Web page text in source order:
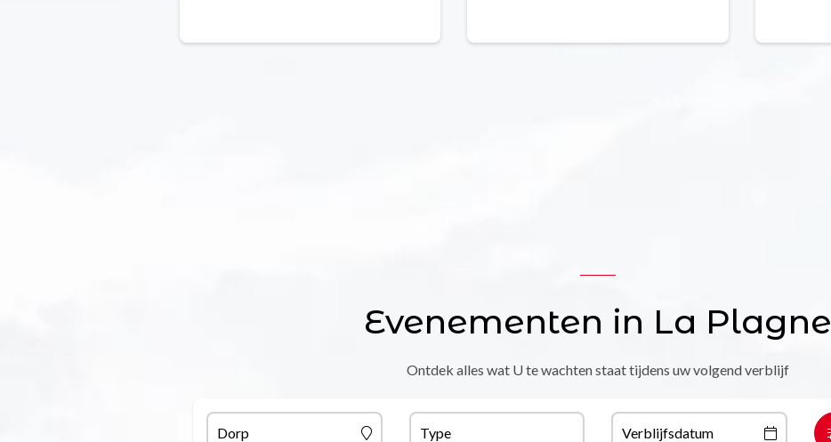
Evenementen in La Plagne
Ontdek alles wat U te wachten staat tijdens uw volgend verblijf
Dorp Type Verblijfsdatum